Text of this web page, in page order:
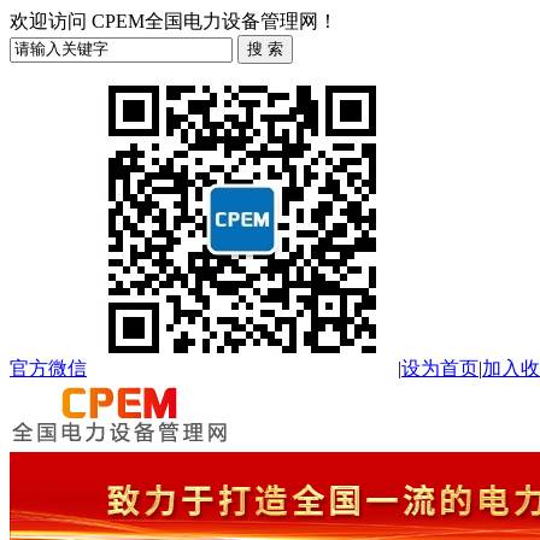
欢迎访问 CPEM全国电力设备管理网！
官方微信 |设为首页|加入